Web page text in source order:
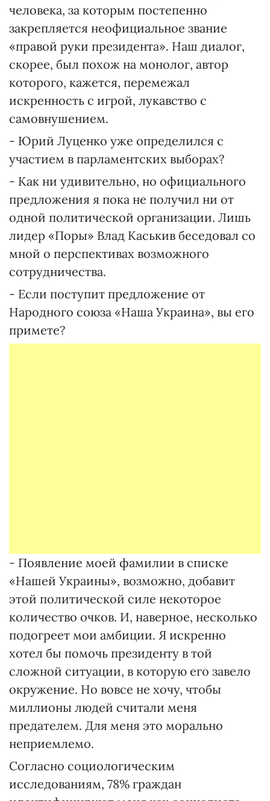
человека, за которым постепенно
закрепляется неофициальное звание
«правой руки президента». Наш диалог,
скорее, был похож на монолог, автор
которого, кажется, перемежал
искренность с игрой, лукавство с
самовнушением.
- Юрий Луценко уже определился с
участием в парламентских выборах?
- Как ни удивительно, но официального
предложения я пока не получил ни от
одной политической организации. Лишь
лидер «Поры» Влад Каськив беседовал со
мной о перспективах возможного
сотрудничества.
- Если поступит предложение от
Народного союза «Наша Украина», вы его
примете?
- Появление моей фамилии в списке
«Нашей Украины», возможно, добавит
этой политической силе некоторое
количество очков. И, наверное, несколько
подогреет мои амбиции. Я искренно
хотел бы помочь президенту в той
сложной ситуации, в которую его завело
окружение. Но вовсе не хочу, чтобы
миллионы людей считали меня
предателем. Для меня это морально
неприемлемо.
Согласно социологическим
исследованиям, 78% граждан